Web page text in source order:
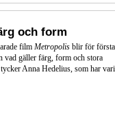
och form
film Metropolis blir för första
vad gäller färg, form och stora
Anna Hedelius, som har